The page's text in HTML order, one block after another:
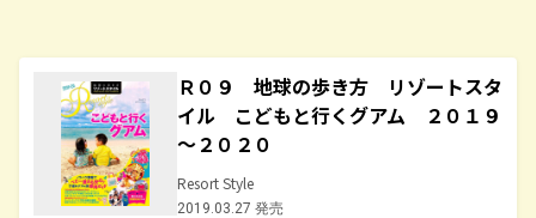
Ｒ０９ 地球の歩き方 リゾートスタ
イル こどもと行くグアム ２０１９
～２０２０
Resort Style
2019.03.27 発売